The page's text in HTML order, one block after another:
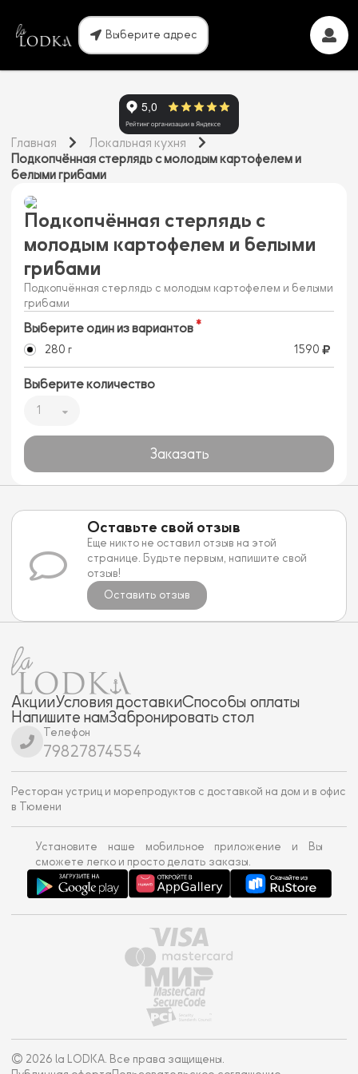
Выберите адрес
Главная
Локальная кухня
Подкопчённая стерлядь с молодым картофелем и
белыми грибами
Подкопчённая стерлядь с
молодым картофелем и белыми
грибами
Подкопчённая стерлядь с молодым картофелем и белыми
грибами
Выберите один из вариантов
280 г 1590
Выберите количество
1
Заказать
Оставьте свой отзыв
Еще никто не оставил отзыв на этой
странице. Будьте первым, напишите свой
отзыв!
Оставить отзыв
АкцииУсловия доставкиСпособы оплаты
Напишите намЗабронировать стол
Телефон
79827874554
Ресторан устриц и морепродуктов с доставкой на дом и в офис
в Тюмени
Установите наше мобильное приложение и Вы
сможете легко и просто делать заказы.
© 2026 la LODKA. Все права защищены.